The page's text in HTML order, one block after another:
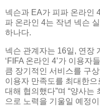
넥슨과 EA가 피파 온라인
파 온라인 4는 작년 넥슨
하나다.
넥슨 관계자는 16일, 연장
‘FIFA 온라인 4’가 이용자
큼 장기적인 서비스를 구
이용자 만족도를 최대한으
대해 협의했다”며 “양사는
으로 노력을 기울일 예정